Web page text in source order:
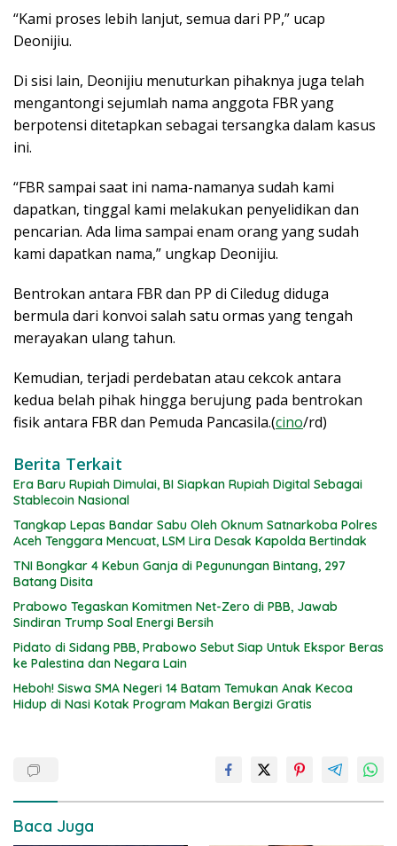
“Kami proses lebih lanjut, semua dari PP,” ucap
Deonijiu.
Di sisi lain, Deonijiu menuturkan pihaknya juga telah
mengantongi sejumlah nama anggota FBR yang
berpotensi ditetapkan sebagai tersangka dalam kasus
ini.
“FBR sampai saat ini nama-namanya sudah kami
dapatkan, tinggal kami melakukan penyelidikan dan
pencarian. Ada lima sampai enam orang yang sudah
kami dapatkan nama,” ungkap Deonijiu.
Bentrokan antara FBR dan PP di Ciledug diduga
bermula dari konvoi salah satu ormas yang tengah
merayakan ulang tahun.
Kemudian, terjadi perdebatan atau cekcok antara
kedua belah pihak hingga berujung pada bentrokan
fisik antara FBR dan Pemuda Pancasila.(cino/rd)
Berita Terkait
Era Baru Rupiah Dimulai, BI Siapkan Rupiah Digital Sebagai
Stablecoin Nasional
Tangkap Lepas Bandar Sabu Oleh Oknum Satnarkoba Polres
Aceh Tenggara Mencuat, LSM Lira Desak Kapolda Bertindak
TNI Bongkar 4 Kebun Ganja di Pegunungan Bintang, 297
Batang Disita
Prabowo Tegaskan Komitmen Net-Zero di PBB, Jawab
Sindiran Trump Soal Energi Bersih
Pidato di Sidang PBB, Prabowo Sebut Siap Untuk Ekspor Beras
ke Palestina dan Negara Lain
Heboh! Siswa SMA Negeri 14 Batam Temukan Anak Kecoa
Hidup di Nasi Kotak Program Makan Bergizi Gratis
Baca Juga